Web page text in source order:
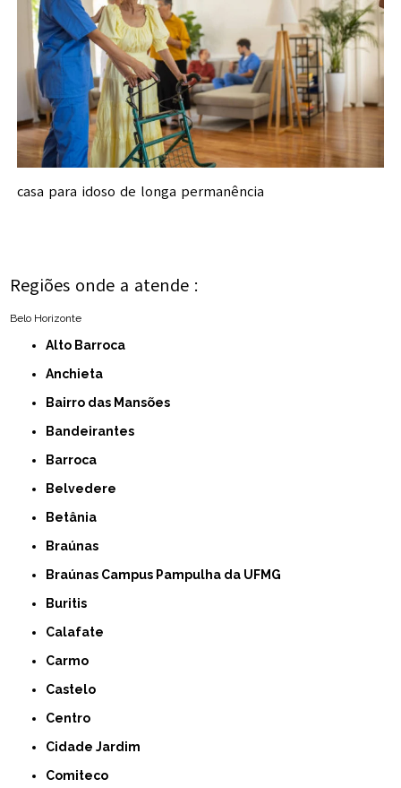
casa para idoso de longa permanência
Regiões onde a atende :
Belo Horizonte
Alto Barroca
Anchieta
Bairro das Mansões
Bandeirantes
Barroca
Belvedere
Betânia
Braúnas
Braúnas Campus Pampulha da UFMG
Buritis
Calafate
Carmo
Castelo
Centro
Cidade Jardim
Comiteco